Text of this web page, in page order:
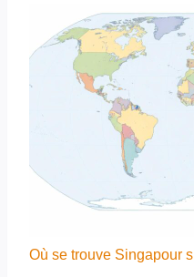
Où se trouve Singapour